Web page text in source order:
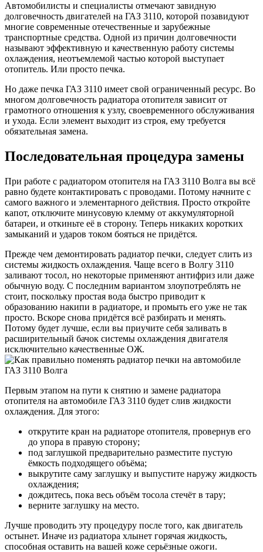
Автомобилисты и специалисты отмечают завидную
долговечность двигателей на ГАЗ 3110, которой позавидуют
многие современные отечественные и зарубежные
транспортные средства. Одной из причин долговечности
называют эффективную и качественную работу системы
охлаждения, неотъемлемой частью которой выступает
отопитель. Или просто печка.
Но даже печка ГАЗ 3110 имеет свой ограниченный ресурс. Во
многом долговечность радиатора отопителя зависит от
грамотного отношения к узлу, своевременного обслуживания
и ухода. Если элемент выходит из строя, ему требуется
обязательная замена.
Последовательная процедура замены
При работе с радиатором отопителя на ГАЗ 3110 Волга вы всё
равно будете контактировать с проводами. Потому начните с
самого важного и элементарного действия. Просто откройте
капот, отключите минусовую клемму от аккумуляторной
батареи, и откиньте её в сторону. Теперь никаких коротких
замыканий и ударов током бояться не придётся.
Прежде чем демонтировать радиатор печки, следует слить из
системы жидкость охлаждения. Чаще всего в Волгу 3110
заливают тосол, но некоторые применяют антифриз или даже
обычную воду. С последним вариантом злоупотреблять не
стоит, поскольку простая вода быстро приводит к
образованию накипи в радиаторе, и промыть его уже не так
просто. Вскоре снова придётся всё разбирать и менять.
Потому будет лучше, если вы приучите себя заливать в
расширительный бачок системы охлаждения двигателя
исключительно качественные ОЖ.
Первым этапом на пути к снятию и замене радиатора
отопителя на автомобиле ГАЗ 3110 будет слив жидкости
охлаждения. Для этого:
открутите кран на радиаторе отопителя, провернув его
до упора в правую сторону;
под заглушкой предварительно разместите пустую
ёмкость подходящего объёма;
выкрутите саму заглушку и выпустите наружу жидкость
охлаждения;
дождитесь, пока весь объём тосола стечёт в тару;
верните заглушку на место.
Лучше проводить эту процедуру после того, как двигатель
остынет. Иначе из радиатора хлынет горячая жидкость,
способная оставить на вашей коже серьёзные ожоги.